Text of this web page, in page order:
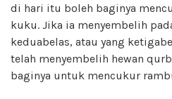
di hari itu boleh baginya
kuku. Jika ia menyembelih
keduabelas, atau yang
telah menyembelih hewan
baginya untuk mencukur